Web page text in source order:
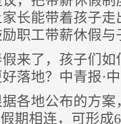
长能带着孩子
职工带薪休假
了，孩子们如
落地？中青报·
地公布的方案
期相连，可形成